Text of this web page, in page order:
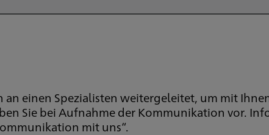
einen Spezialisten weitergeleitet, um mit
Sie bei Aufnahme der Kommunikation vor.
mit uns“.